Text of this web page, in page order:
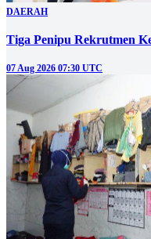
DAERAH
Tiga Penipu Rekrutmen
07 Aug 2026 07:30 UTC